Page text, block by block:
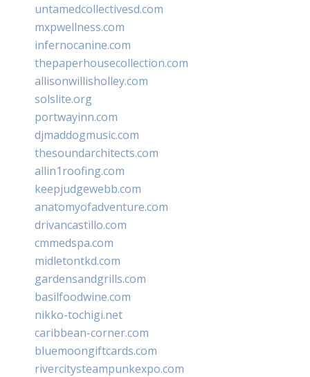
untamedcollectivesd.com
mxpwellness.com
infernocanine.com
thepaperhousecollection.com
allisonwillisholley.com
solslite.org
portwayinn.com
djmaddogmusic.com
thesoundarchitects.com
allin1roofing.com
keepjudgewebb.com
anatomyofadventure.com
drivancastillo.com
cmmedspa.com
midletontkd.com
gardensandgrills.com
basilfoodwine.com
nikko-tochigi.net
caribbean-corner.com
bluemoongiftcards.com
rivercitysteampunkexpo.com